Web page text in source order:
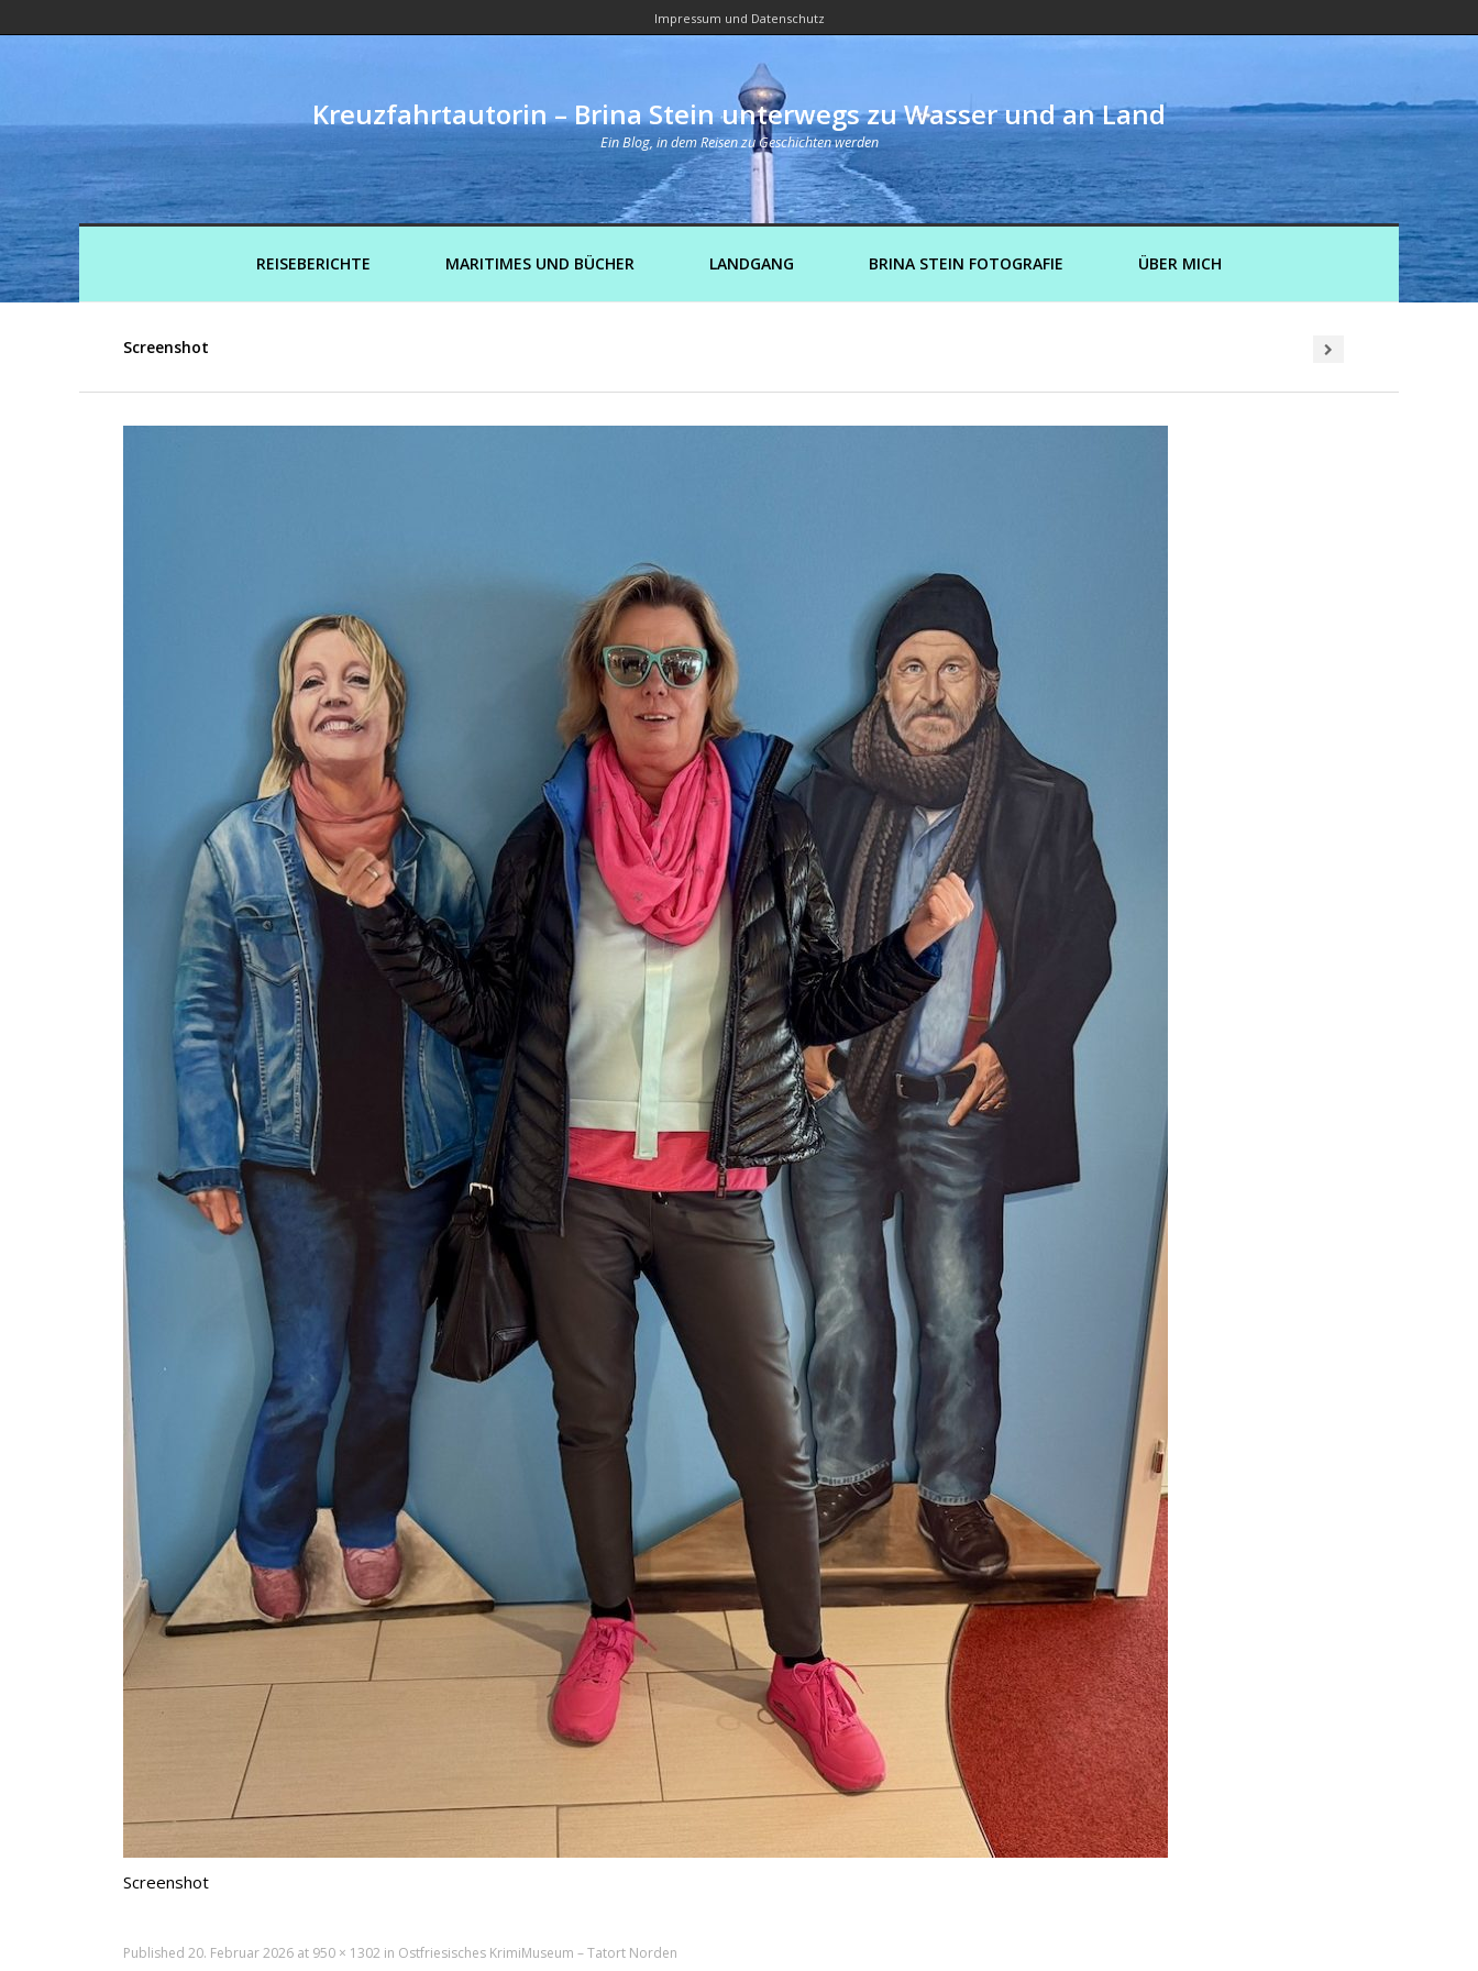
Impressum und Datenschutz
Kreuzfahrtautorin – Brina Stein unterwegs zu Wasser und an Land
Ein Blog, in dem Reisen zu Geschichten werden
REISEBERICHTE MARITIMES UND BÜCHER LANDGANG BRINA STEIN FOTOGRAFIE ÜBER MICH
Screenshot
Screenshot
Published 20. Februar 2026 at 950 × 1302 in Ostfriesisches KrimiMuseum – Tatort Norden